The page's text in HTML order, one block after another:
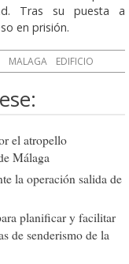
Tras su puesta a
en prisión.
MALAGA EDIFICIO
el atropello
Málaga
la operación salida de
planificar y facilitar
de senderismo de la